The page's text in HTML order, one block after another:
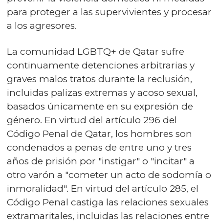
para proteger a las supervivientes y procesar
a los agresores.
La comunidad LGBTQ+ de Qatar sufre
continuamente detenciones arbitrarias y
graves malos tratos durante la reclusión,
incluidas palizas extremas y acoso sexual,
basados únicamente en su expresión de
género. En virtud del artículo 296 del
Código Penal de Qatar, los hombres son
condenados a penas de entre uno y tres
años de prisión por "instigar" o "incitar" a
otro varón a "cometer un acto de sodomía o
inmoralidad". En virtud del artículo 285, el
Código Penal castiga las relaciones sexuales
extramaritales, incluidas las relaciones entre